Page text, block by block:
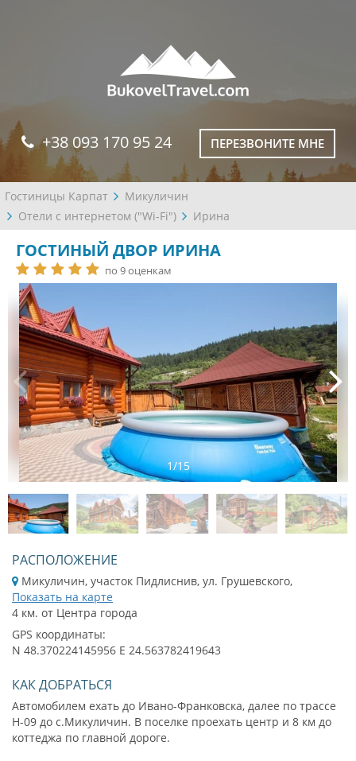
+38 093 170 95 24 ПЕРЕЗВОНИТЕ МНЕ
Гостиницы Карпат
Микуличин
Отели с интернетом ("Wi-Fi")
Ирина
ГОСТИНЫЙ ДВОР ИРИНА
по 9 оценкам
1/15
РАСПОЛОЖЕНИЕ
Микуличин, участок Пидлиснив, ул. Грушевского,
Показать на карте
4 км. от Центра города
GPS координаты:
N 48.370224145956 E 24.563782419643
КАК ДОБРАТЬСЯ
Автомобилем ехать до Ивано-Франковска, далее по трассе
Н-09 до с.Микуличин. В поселке проехать центр и 8 км до
коттеджа по главной дороге.